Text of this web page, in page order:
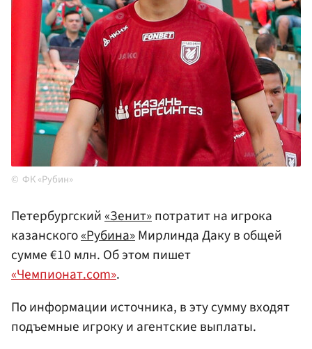
ФК «Рубин»
Петербургский«Зенит»потратит на игрока
казанского«Рубина»Мирлинда Даку в общей
сумме €10 млн. Об этом пишет
«Чемпионат.com».
По информации источника, в эту сумму входят
подъемные игроку и агентские выплаты.